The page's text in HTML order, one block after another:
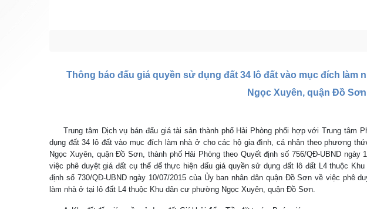
Thông báo đấu giá quyền sử dụng đất 34 lô đất vào mục đích làm
Ngọc Xuyên, quận Đồ Sơn
Trung tâm Dịch vụ bán đấu giá tài sản thành phố Hải Phòng phối hợp vớiTrung tâm
dụng đất 34 lô đất vào mục đích làm nhà ở cho các hộ gia đình, cá nhân theo phương
Ngọc Xuyên, quận Đồ Sơn, thành phố Hải Phòng theo Quyết định số 756/QĐ-UBND ngày
việc phê duyệt giá đất cụ thể để thực hiện đấu giá quyền sử dụng đất lô đất L4 thuộc
định số 730/QĐ-UBND ngày 10/07/2015 của Ủy ban nhân dân quận Đồ Sơn về việc phê
làm nhà ở tại lô đất L4 thuộc Khu dân cư phường Ngọc Xuyên, quận Đồ Sơn.